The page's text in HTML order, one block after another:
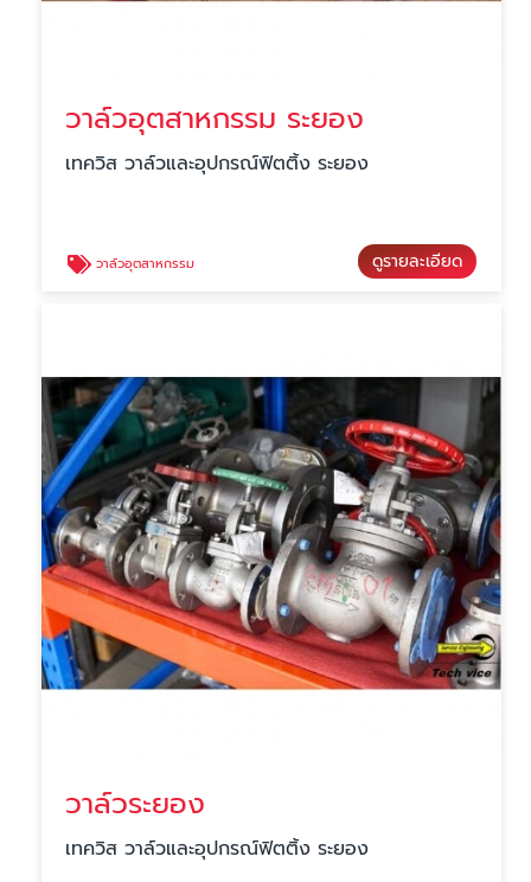
วาล์วอุตสาหกรรม ระยอง
เทควิส วาล์วและอุปกรณ์ฟิตติ้ง ระยอง
วาล์วอุตสาหกรรม ดูรายละเอียด
วาล์วระยอง
เทควิส วาล์วและอุปกรณ์ฟิตติ้ง ระยอง